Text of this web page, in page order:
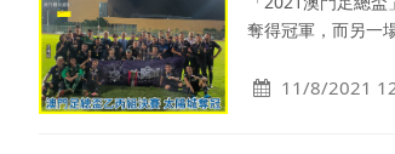
奪得冠軍，而另一
11/8/2021